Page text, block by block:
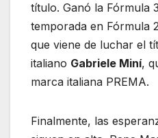
título. Ganó la Fórmula
temporada en Fórmula
que viene de luchar el
italiano Gabriele Miní,
marca italiana PREMA.
Finalmente, las